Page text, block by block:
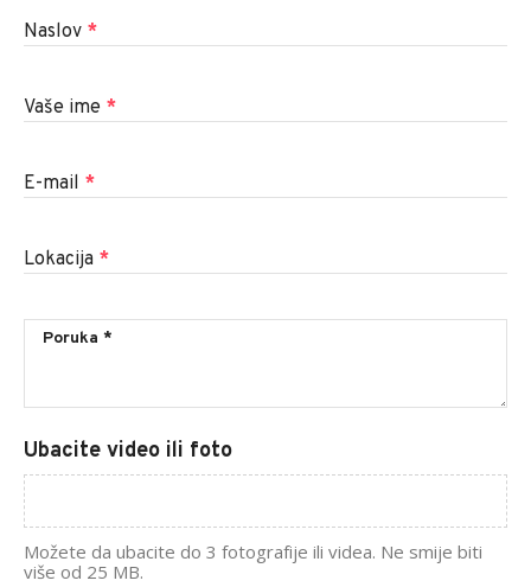
Naslov *
Vaše ime *
E-mail *
Lokacija *
Ubacite video ili foto
Možete da ubacite do 3 fotografije ili videa. Ne smije biti
više od 25 MB.